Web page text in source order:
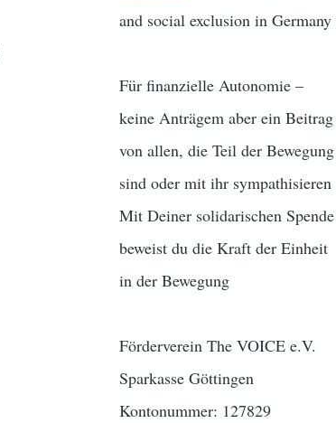
and social exclusion in Germany
Für finanzielle Autonomie –
keine Anträgem aber ein Beitrag
von allen, die Teil der Bewegung
sind oder mit ihr sympathisieren
Mit Deiner solidarischen Spende
beweist du die Kraft der Einheit
in der Bewegung
Förderverein The VOICE e.V.
Sparkasse Göttingen
Kontonummer: 127829